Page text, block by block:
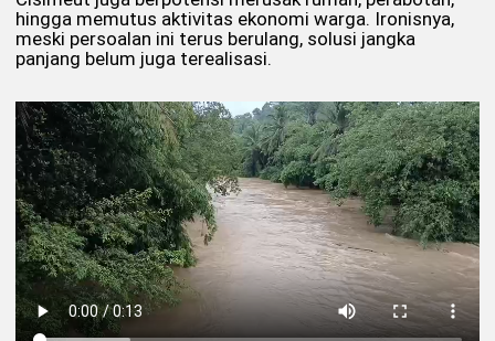
hingga memutus aktivitas ekonomi warga. Ironisnya,
meski persoalan ini terus berulang, solusi jangka
panjang belum juga terealisasi.